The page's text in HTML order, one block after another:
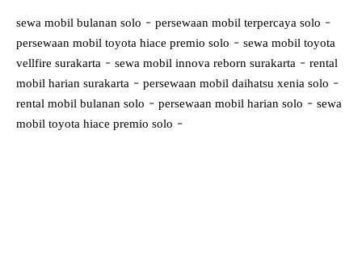
sewa mobil bulanan solo - persewaan mobil terpercaya solo -
persewaan mobil toyota hiace premio solo - sewa mobil toyota
vellfire surakarta - sewa mobil innova reborn surakarta - rental
mobil harian surakarta - persewaan mobil daihatsu xenia solo -
rental mobil bulanan solo - persewaan mobil harian solo - sewa
mobil toyota hiace premio solo -